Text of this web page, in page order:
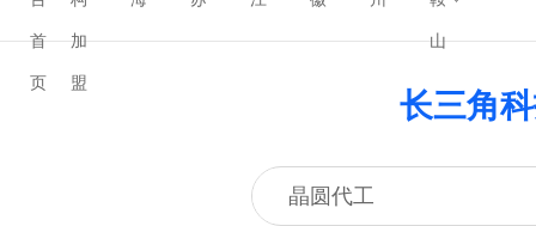
首
页
加
盟
山
长三角